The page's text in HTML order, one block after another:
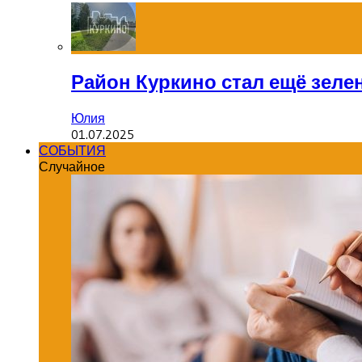
Район Куркино стал ещё
Юлия
01.07.2025
СОБЫТИЯ
Случайное